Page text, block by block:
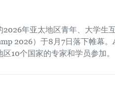
年亚太地区青年、大学生
2026）于8月7日落下帷幕。
10个国家的专家和学员参加。